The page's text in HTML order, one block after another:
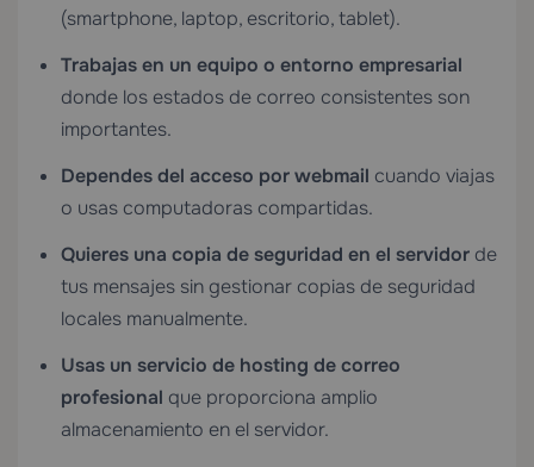
(smartphone, laptop, escritorio, tablet).
Trabajas en un equipo o entorno empresarial
donde los estados de correo consistentes son
importantes.
Dependes del acceso por webmail cuando viajas
o usas computadoras compartidas.
Quieres una copia de seguridad en el servidor de
tus mensajes sin gestionar copias de seguridad
locales manualmente.
Usas un servicio de hosting de correo
profesional que proporciona amplio
almacenamiento en el servidor.